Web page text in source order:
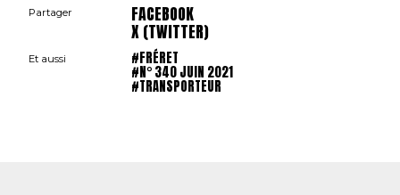
Partager FACEBOOK
X (TWITTER)
Et aussi #FRÉRET
#N° 340 JUIN 2021
#TRANSPORTEUR